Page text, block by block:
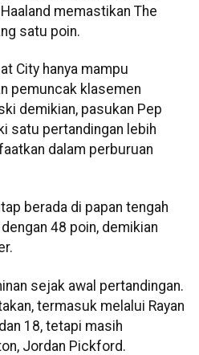
memastikan The
satu poin.
City hanya mampu
pemuncak klasemen
demikian, pasukan Pep
satu pertandingan lebih
dalam perburuan
berada di papan tengah
48 poin, demikian
sejak awal pertandingan.
termasuk melalui Rayan
18, tetapi masih
Jordan Pickford.